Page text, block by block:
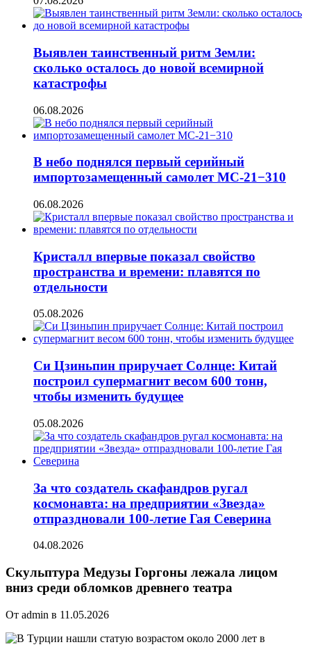
Выявлен таинственный ритм Земли:
сколько осталось до новой всемирной
катастрофы
06.08.2026
В небо поднялся первый серийный
импортозамещенный самолет МС-21−310
06.08.2026
Кристалл впервые показал свойство
пространства и времени: плавятся по
отдельности
05.08.2026
Си Цзиньпин приручает Солнце: Китай
построил супермагнит весом 600 тонн,
чтобы изменить будущее
05.08.2026
За что создатель скафандров ругал
космонавта: на предприятии «Звезда»
отпраздновали 100-летие Гая Северина
04.08.2026
Скульптура Медузы Горгоны лежала лицом
вниз среди обломков древнего театра
От admin в 11.05.2026